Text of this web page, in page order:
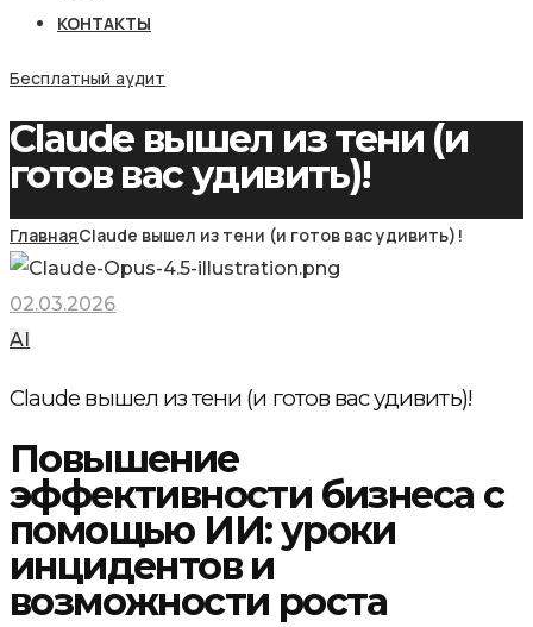
КОНТАКТЫ
Бесплатный аудит
Claude вышел из тени (и
готов вас удивить)!
ГлавнаяClaude вышел из тени (и готов вас удивить)!
02.03.2026
AI
Claude вышел из тени (и готов вас удивить)!
Повышение
эффективности бизнеса с
помощью ИИ: уроки
инцидентов и
возможности роста